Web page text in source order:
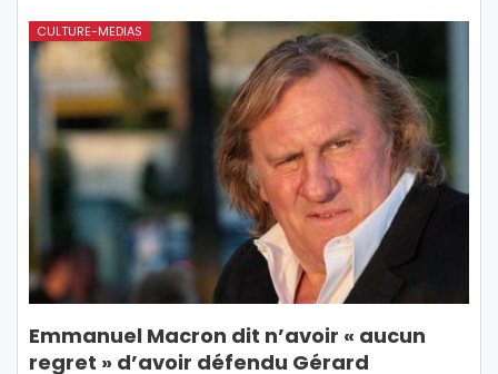
CULTURE-MEDIAS
Emmanuel Macron dit n’avoir « aucun
regret » d’avoir défendu Gérard